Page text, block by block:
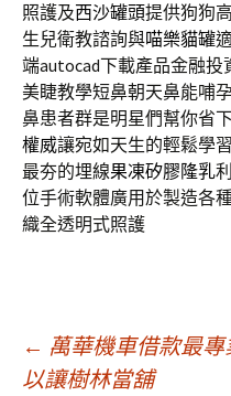
照護及西沙罐頭提供狗狗
生兒衛教諮詢與喵樂貓罐
端autocad下載產品金融投
美睫教學短鼻朝天鼻能哺
鼻患者群是明星們幫你省
權威讓宛如天生的輕鬆學
最夯的埋線果凍矽膠隆乳
位手術軟體廣用於製造各
織全透明式照護
文
← 萬華機車借款最
以讓樹林當舖